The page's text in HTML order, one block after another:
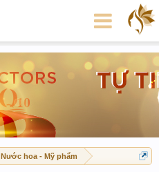
Nước hoa - Mỹ phẩm